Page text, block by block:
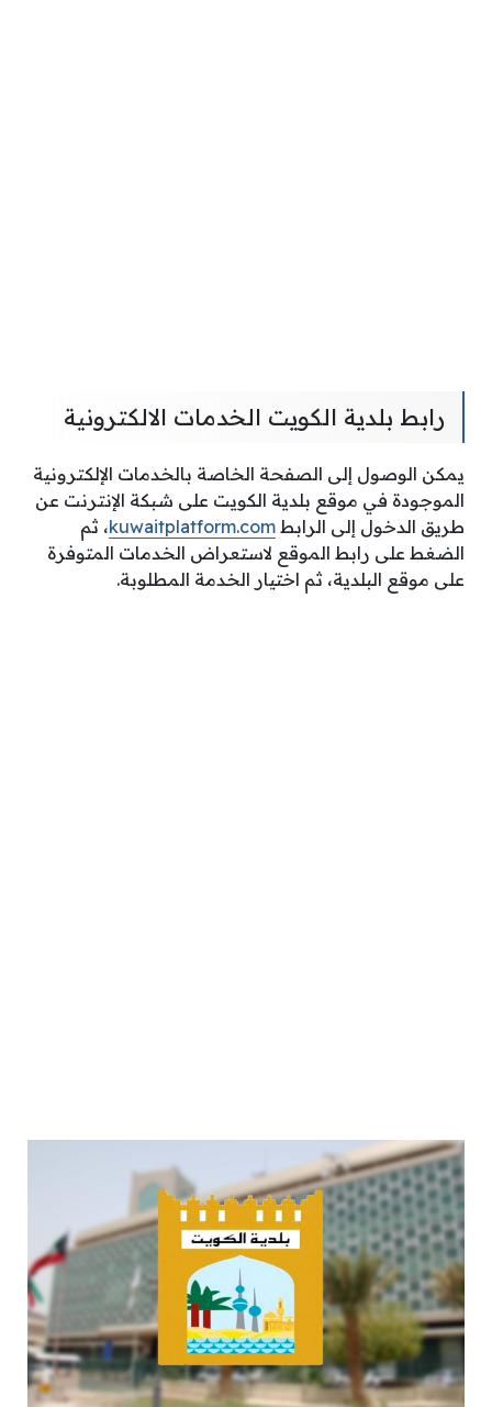
رابط بلدية الكويت الخدمات الالكترونية
يمكن الوصول إلى الصفحة الخاصة بالخدمات الإلكترونية
الموجودة في موقع بلدية الكويت على شبكة الإنترنت عن
طريق الدخول إلى الرابط kuwaitplatform.com، ثم
الضغط على رابط الموقع لاستعراض الخدمات المتوفرة
على موقع البلدية، ثم اختيار الخدمة المطلوبة.